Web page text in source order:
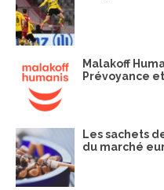
Malakoff
Prévoyance
Les sachets
du marché